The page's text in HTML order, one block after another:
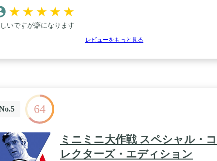
★ ★ ★ ★ ★
いですが癖になります
レビューをもっと見る
64
ミニミニ大作戦 スペシャル・コ
レクターズ・エディション